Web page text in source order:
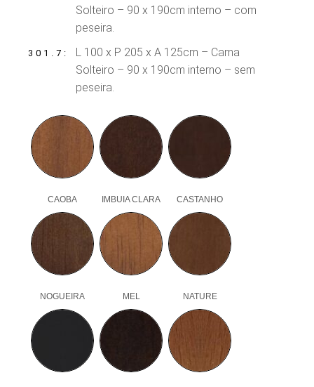
Solteiro – 90 x 190cm interno – com
peseira.
301.7
L 100 x P 205 x A 125cm – Cama
Solteiro – 90 x 190cm interno – sem
peseira.
CAOBA IMBUIA CLARA CASTANHO
NOGUEIRA MEL NATURE